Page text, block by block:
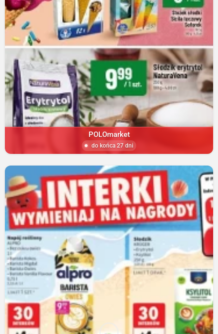
POLOmarket
do końca 27 dni